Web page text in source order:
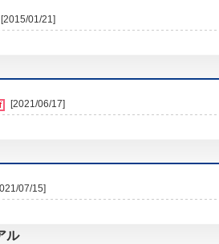
[2015/01/21]
[2021/06/17]
07/15]
ル